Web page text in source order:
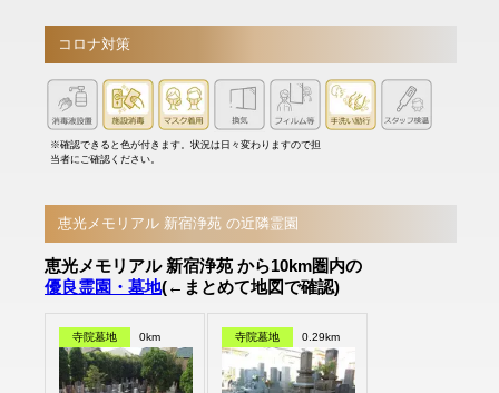
コロナ対策
※確認できると色が付きます。状況は日々変わりますので担
当者にご確認ください。
恵光メモリアル 新宿浄苑 の近隣霊園
恵光メモリアル 新宿浄苑 から10km圏内の
優良霊園・墓地(←まとめて地図で確認)
寺院墓地 0km 寺院墓地 0.29km